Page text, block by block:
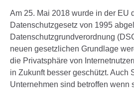
Am 25. Mai 2018 wurde in der EU
Datenschutzgesetz von 1995
Datenschutzgrundverordnung
neuen gesetzlichen Grundlage
die Privatsphäre von
in Zukunft besser geschützt. Auch
Unternehmen sind betroffen wenn